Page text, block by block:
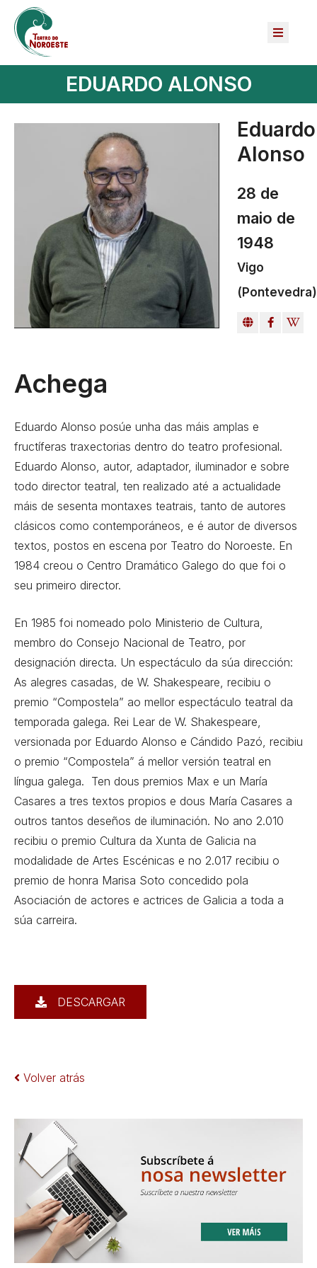
EDUARDO ALONSO
Eduardo
Alonso
28 de
maio de
1948
Vigo
(Pontevedra)
Achega
Eduardo Alonso posúe unha das máis amplas e
fructíferas traxectorias dentro do teatro profesional.
Eduardo Alonso, autor, adaptador, iluminador e sobre
todo director teatral, ten realizado até a actualidade
máis de sesenta montaxes teatrais, tanto de autores
clásicos como contemporáneos, e é autor de diversos
textos, postos en escena por Teatro do Noroeste. En
1984 creou o Centro Dramático Galego do que foi o
seu primeiro director.
En 1985 foi nomeado polo Ministerio de Cultura,
membro do Consejo Nacional de Teatro, por
designación directa. Un espectáculo da súa dirección:
As alegres casadas, de W. Shakespeare, recibiu o
premio “Compostela” ao mellor espectáculo teatral da
temporada galega. Rei Lear de W. Shakespeare,
versionada por Eduardo Alonso e Cándido Pazó, recibiu
o premio “Compostela” á mellor versión teatral en
língua galega. Ten dous premios Max e un María
Casares a tres textos propios e dous María Casares a
outros tantos deseños de iluminación. No ano 2.010
recibiu o premio Cultura da Xunta de Galicia na
modalidade de Artes Escénicas e no 2.017 recibiu o
premio de honra Marisa Soto concedido pola
Asociación de actores e actrices de Galicia a toda a
súa carreira.
DESCARGAR
Volver atrás